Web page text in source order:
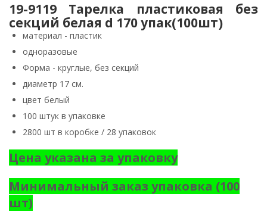
19-9119 Тарелка пластиковая без
секций белая d 170 упак(100шт)
материал - пластик
одноразовые
Форма - круглые, без секций
диаметр 17 см.
цвет белый
100 штук в упаковке
2800 шт в коробке / 28 упаковок
Цена указана за упаковку
Минимальный заказ упаковка (100
шт)